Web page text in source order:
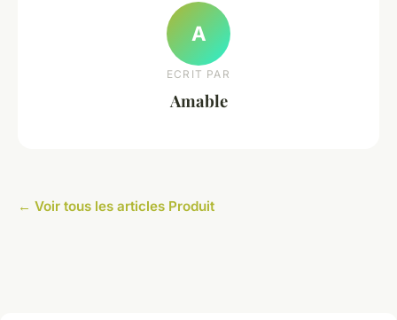
A
ECRIT PAR
Amable
← Voir tous les articles Produit